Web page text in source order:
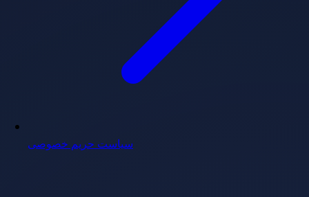
سیاست حریم خصوصی